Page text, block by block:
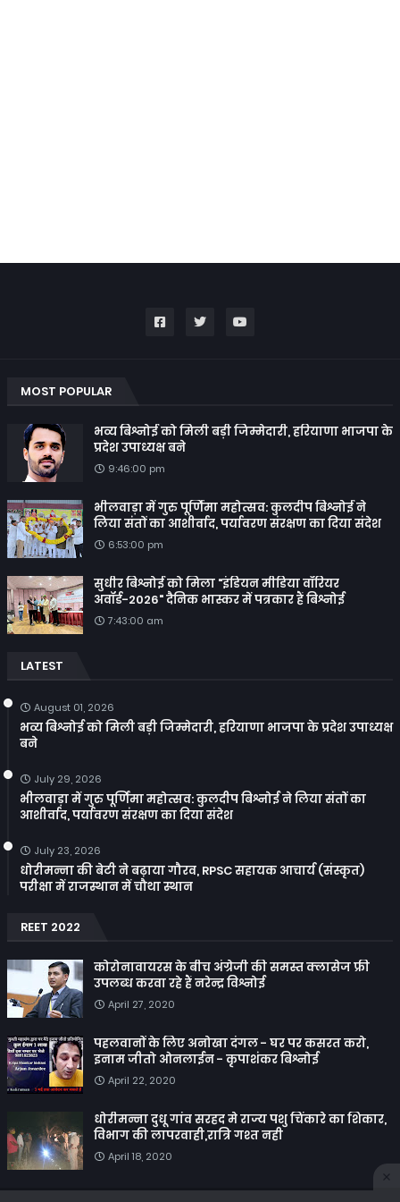
MOST POPULAR
भव्य बिश्नोई को मिली बड़ी जिम्मेदारी, हरियाणा भाजपा के
प्रदेश उपाध्यक्ष बने
9:46:00 pm
भीलवाड़ा में गुरु पूर्णिमा महोत्सव: कुलदीप बिश्नोई ने
लिया संतों का आशीर्वाद, पर्यावरण संरक्षण का दिया संदेश
6:53:00 pm
सुधीर बिश्नोई को मिला "इंडियन मीडिया वॉरियर
अवॉर्ड-2026" दैनिक भास्कर में पत्रकार हैं बिश्नोई
7:43:00 am
LATEST
August 01, 2026
भव्य बिश्नोई को मिली बड़ी जिम्मेदारी, हरियाणा भाजपा के प्रदेश उपाध्यक्ष
बने
July 29, 2026
भीलवाड़ा में गुरु पूर्णिमा महोत्सव: कुलदीप बिश्नोई ने लिया संतों का
आशीर्वाद, पर्यावरण संरक्षण का दिया संदेश
July 23, 2026
धोरीमन्ना की बेटी ने बढ़ाया गौरव, RPSC सहायक आचार्य (संस्कृत)
परीक्षा में राजस्थान में चौथा स्थान
REET 2022
कोरोनावायरस के बीच अंग्रेजी की समस्त क्लासेज फ्री
उपलब्ध करवा रहे हैं नरेन्द्र विश्नोई
April 27, 2020
पहलवानों के लिए अनोखा दंगल - घर पर कसरत करो,
इनाम जीतो ओनलाईन - कृपाशंकर बिश्नोई
April 22, 2020
धोरीमन्ना दुधू गांव सरहद मे राज्य पशु चिंकारे का शिकार,
विभाग की लापरवाही,रात्रि गश्त नही
April 18, 2020